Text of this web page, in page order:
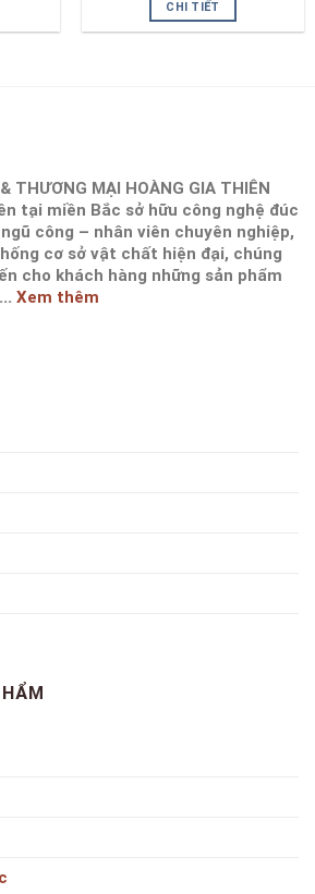
CHI TIẾT
THƯƠNG MẠI HOÀNG GIA THIÊN
tại miền Bắc sở hữu công nghệ đúc
công – nhân viên chuyên nghiệp,
cơ sở vật chất hiện đại, chúng
cho khách hàng những sản phẩm
Xem thêm